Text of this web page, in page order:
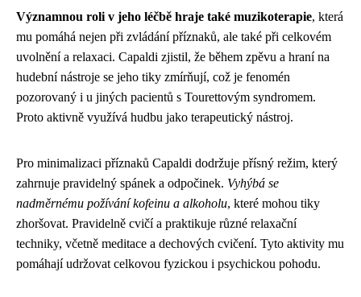
Významnou roli v jeho léčbě hraje také muzikoterapie, která
mu pomáhá nejen při zvládání příznaků, ale také při celkovém
uvolnění a relaxaci. Capaldi zjistil, že během zpěvu a hraní na
hudební nástroje se jeho tiky zmírňují, což je fenomén
pozorovaný i u jiných pacientů s Tourettovým syndromem.
Proto aktivně využívá hudbu jako terapeutický nástroj.
Pro minimalizaci příznaků Capaldi dodržuje přísný režim, který
zahrnuje pravidelný spánek a odpočinek. Vyhýbá se
nadměrnému požívání kofeinu a alkoholu, které mohou tiky
zhoršovat. Pravidelně cvičí a praktikuje různé relaxační
techniky, včetně meditace a dechových cvičení. Tyto aktivity mu
pomáhají udržovat celkovou fyzickou i psychickou pohodu.